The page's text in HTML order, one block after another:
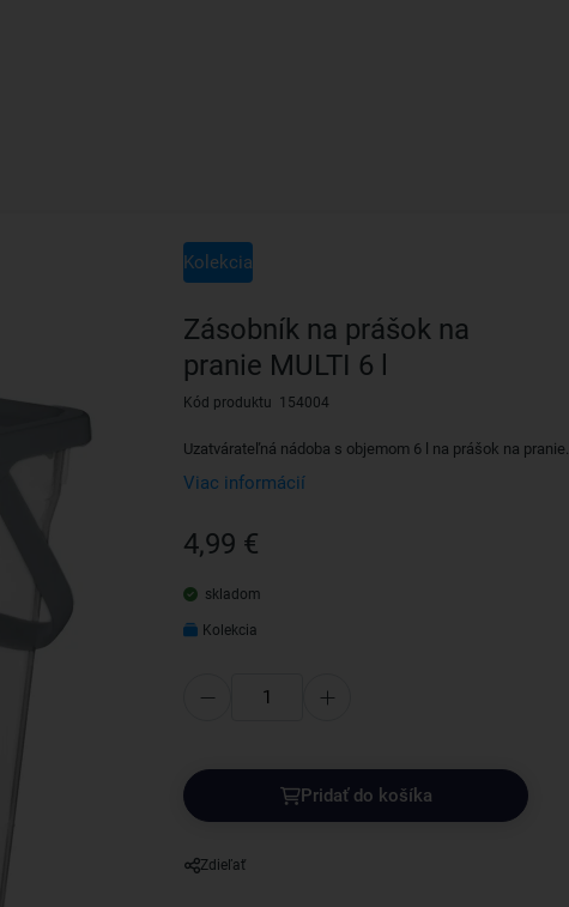
Kolekcia
Zásobník na prášok na
pranie MULTI 6 l
Kód produktu 154004
Uzatvárateľná nádoba s objemom 6 l na prášok na pranie.
Viac informácií
4,99 €
skladom
Kolekcia
Pridať do košíka
Zdieľať